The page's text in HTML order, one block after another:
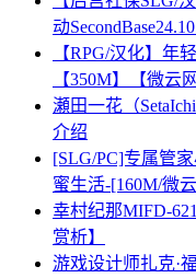
动
【RPG/汉化】年
【350M】【微云
瀬田一花（
介绍
[SLG/PC]专属管
蜜生活-[160M/微
幸村纪那MIFD-
赏析】
游戏设计师扎克·